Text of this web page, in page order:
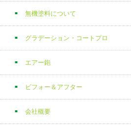
無機塗料について
グラデーション・コートプロ
エアー鉋
ビフォー＆アフター
会社概要